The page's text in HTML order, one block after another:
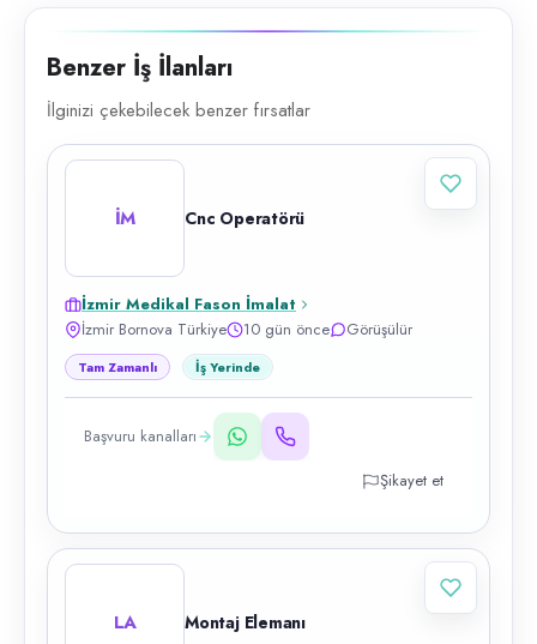
Benzer İş İlanları
İlginizi çekebilecek benzer fırsatlar
İM Cnc Operatörü
İzmir Medikal Fason İmalat
İzmir Bornova Türkiye
10 gün önce Görüşülür
Tam Zamanlı İş Yerinde
Başvuru kanalları
Şikayet et
LA Montaj Elemanı